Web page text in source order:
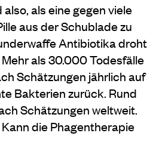
als eine gegen viele
aus der Schublade zu
Antibiotika droht
als 30.000 Todesfälle
Schätzungen jährlich auf
Bakterien zurück. Rund
Schätzungen weltweit.
die Phagentherapie